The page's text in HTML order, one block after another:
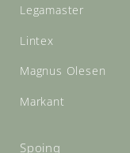
Legamaster
Lintex
Magnus Olesen
Markant
Spoinq